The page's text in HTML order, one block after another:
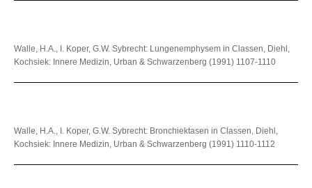
Walle, H.A., I. Koper, G.W. Sybrecht: Lungenemphysem in Classen, Diehl,
Kochsiek: Innere Medizin, Urban & Schwarzenberg (1991) 1107-1110
Walle, H.A., I. Koper, G.W. Sybrecht: Bronchiektasen in Classen, Diehl,
Kochsiek: Innere Medizin, Urban & Schwarzenberg (1991) 1110-1112